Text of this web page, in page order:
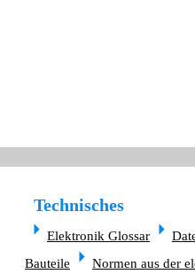
Technisches
Elektronik Glossar
Bauteile
Normen aus der